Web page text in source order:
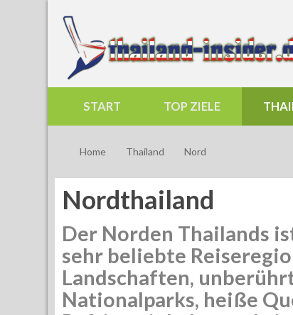
START TOP ZIELE
Home Thailand Nord
Nordthailand
Der Norden Thailands
sehr beliebte
Landschaften,
Nationalparks, heiße